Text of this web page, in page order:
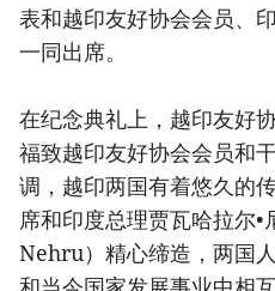
表和越印友好协会会员、
一同出席。
在纪念典礼上，越印友好
福致越印友好协会会员和
调，越印两国有着悠久的
席和印度总理贾瓦哈拉尔
Nehru）精心缔造，两国